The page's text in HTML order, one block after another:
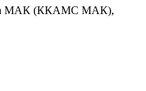
МАК (ККАМС МАК),